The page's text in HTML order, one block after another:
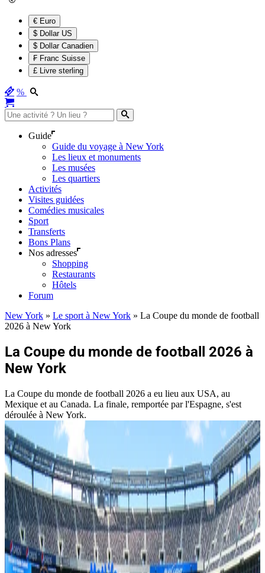
€ Euro
$ Dollar US
$ Dollar Canadien
₣ Franc Suisse
£ Livre sterling
%
Guide
Guide du voyage à New York
Les lieux et monuments
Les musées
Les quartiers
Activités
Visites guidées
Comédies musicales
Sport
Transferts
Bons Plans
Nos adresses
Shopping
Restaurants
Hôtels
Forum
New York » Le sport à New York » La Coupe du monde de football
2026 à New York
La Coupe du monde de football 2026 à
New York
La Coupe du monde de football 2026 a eu lieu aux USA, au
Mexique et au Canada. La finale, remportée par l'Espagne, s'est
déroulée à New York.